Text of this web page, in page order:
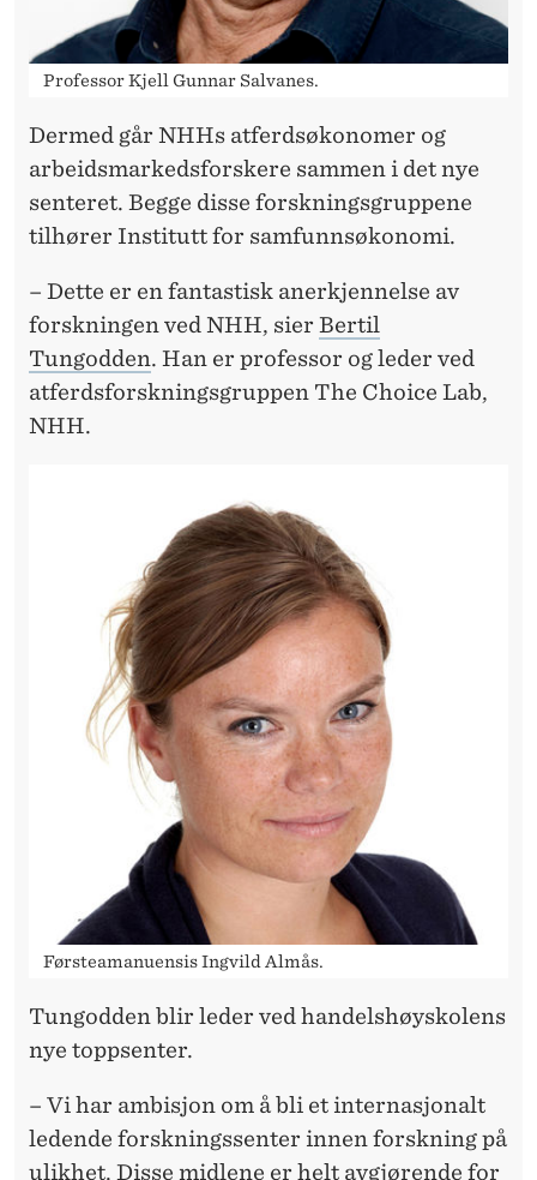
Professor Kjell Gunnar Salvanes.
Dermed går NHHs atferdsøkonomer og
arbeidsmarkedsforskere sammen i det nye
senteret. Begge disse forskningsgruppene
tilhører Institutt for samfunnsøkonomi.
– Dette er en fantastisk anerkjennelse av
forskningen ved NHH, sier Bertil
Tungodden. Han er professor og leder ved
atferdsforskningsgruppen The Choice Lab,
NHH.
Førsteamanuensis Ingvild Almås.
Tungodden blir leder ved handelshøyskolens
nye toppsenter.
– Vi har ambisjon om å bli et internasjonalt
ledende forskningssenter innen forskning på
ulikhet. Disse midlene er helt avgjørende for